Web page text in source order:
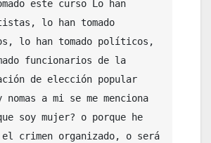
este curso Lo han
lo han tomado
lo han tomado políticos,
funcionarios de la
de elección popular
a mi se me menciona
soy mujer? o porque he
el crimen organizado, o será